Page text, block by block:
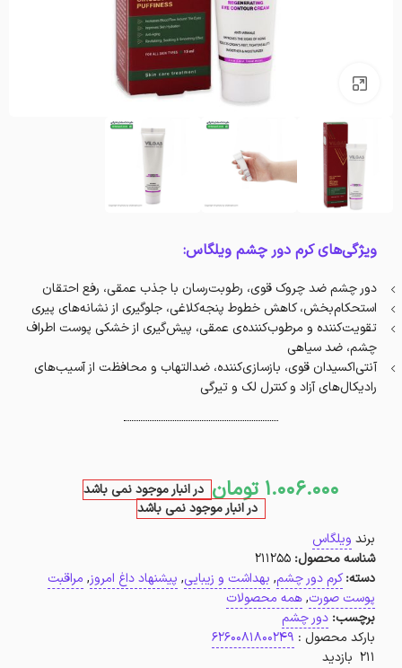
ویژگی‌های کرم دور چشم ویلگاس:
دور چشم ضد چروک قوی، رطوبت‌رسان با جذب عمقی، رفع احتقان
استحکام‌بخش، کاهش خطوط پنجه‌کلاغی، جلوگیری از نشانه‌های پیری
تقویت‌کننده و مرطوب‌کننده‌ی عمقی، پیش‌گیری از خشکی پوست اطراف
چشم، ضد سیاهی
آنتی‌اکسیدان قوی، بازسازی‌کننده، ضدالتهاب و محافظت از آسیب‌های
رادیکال‌های آزاد و کنترل لک و تیرگی
1.006.000 تومان در انبار موجود نمی باشد
در انبار موجود نمی باشد
برند ویلگاس
شناسه محصول: 211255
دسته:کرم دور چشم, بهداشت و زیبایی, پیشنهاد داغ امروز, مراقبت
پوست صورت,همه محصولات
برچسب: دور چشم
بارکد محصول : 6260081800249
211 بازدید